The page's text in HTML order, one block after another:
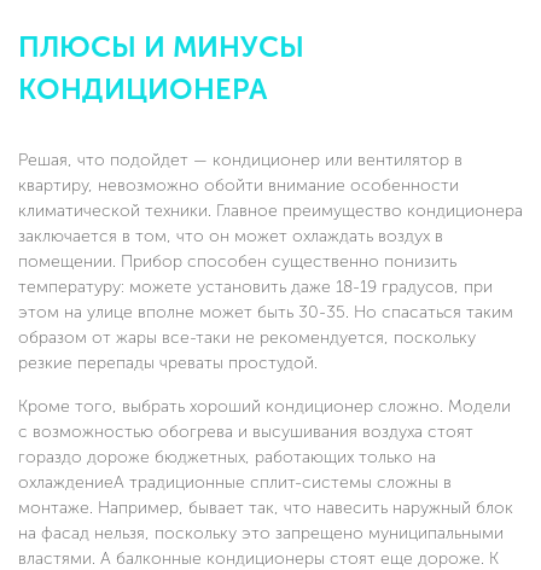
ПЛЮСЫ И МИНУСЫ
КОНДИЦИОНЕРА
Решая, что подойдет — кондиционер или вентилятор в
квартиру, невозможно обойти внимание особенности
климатической техники. Главное преимущество кондиционера
заключается в том, что он может охлаждать воздух в
помещении. Прибор способен существенно понизить
температуру: можете установить даже 18-19 градусов, при
этом на улице вполне может быть 30-35. Но спасаться таким
образом от жары все-таки не рекомендуется, поскольку
резкие перепады чреваты простудой.
Кроме того, выбрать хороший кондиционер сложно. Модели
с возможностью обогрева и высушивания воздуха стоят
гораздо дороже бюджетных, работающих только на
охлаждениеА традиционные сплит-системы сложны в
монтаже. Например, бывает так, что навесить наружный блок
на фасад нельзя, поскольку это запрещено муниципальными
властями. А балконные кондиционеры стоят еще дороже. К